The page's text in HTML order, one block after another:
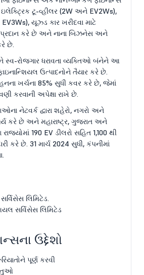
ટૂ-વ્હીલર (2W અને EV2Ws),
યૂઝ્ડ કાર ખરીદવા માટે
પ્રદાન કરે છે અને નાના બિઝનેસ અને
છે.
સ્વ-રોજગાર ધરાવતા વ્યક્તિઓ બંનેને આ
ઉત્પાદનોને તૈયાર કરે છે.
ખર્ચના 85% સુધી કવર કરે છે, જેમાં
કરવાની અપેક્ષા રાખે છે.
નેટવર્ક દ્વારા શહેરો, નગરો અને
કરે છે અને મહારાષ્ટ્ર, ગુજરાત અને
190 EV ડીલરો સહિત 1,100 થી
કરે છે. 31 માર્ચ 2024 સુધી, કંપનીમાં
લિમિટેડ.
સર્વિસેસ લિમિટેડ
ઉદ્દેશો
પૂર્ણ કરવી